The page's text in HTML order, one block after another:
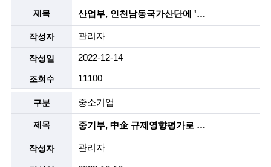
a
n
c
e
m
e
n
t
산업부, 인천남동국가산단에 '소부장 실증화 지원센터' 개소
관리자
2022-12-14
11100
중소기업
중기부, 中企 규제영향평가로 23건 개선…729억원 절감
관리자